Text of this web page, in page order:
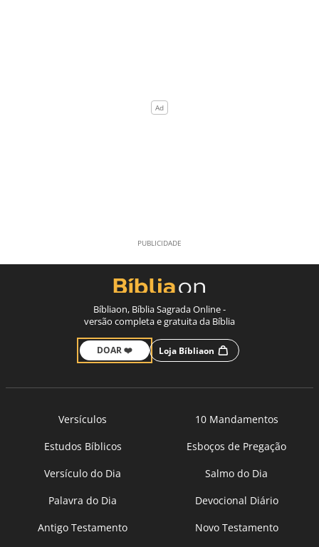
Bíbliaon, Bíblia Sagrada Online -
versão completa e gratuita da Bíblia
DOAR ❤️ Loja Bíbliaon
Versículos
10 Mandamentos
Estudos Bíblicos
Esboços de Pregação
Versículo do Dia
Salmo do Dia
Palavra do Dia
Devocional Diário
Antigo Testamento
Novo Testamento